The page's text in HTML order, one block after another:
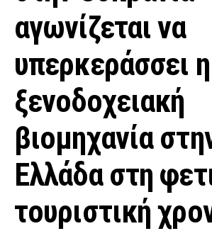
αγωνίζεται να
υπερκεράσσει η
ξενοδοχειακή
βιομηχανία
Ελλάδα στη
τουριστική